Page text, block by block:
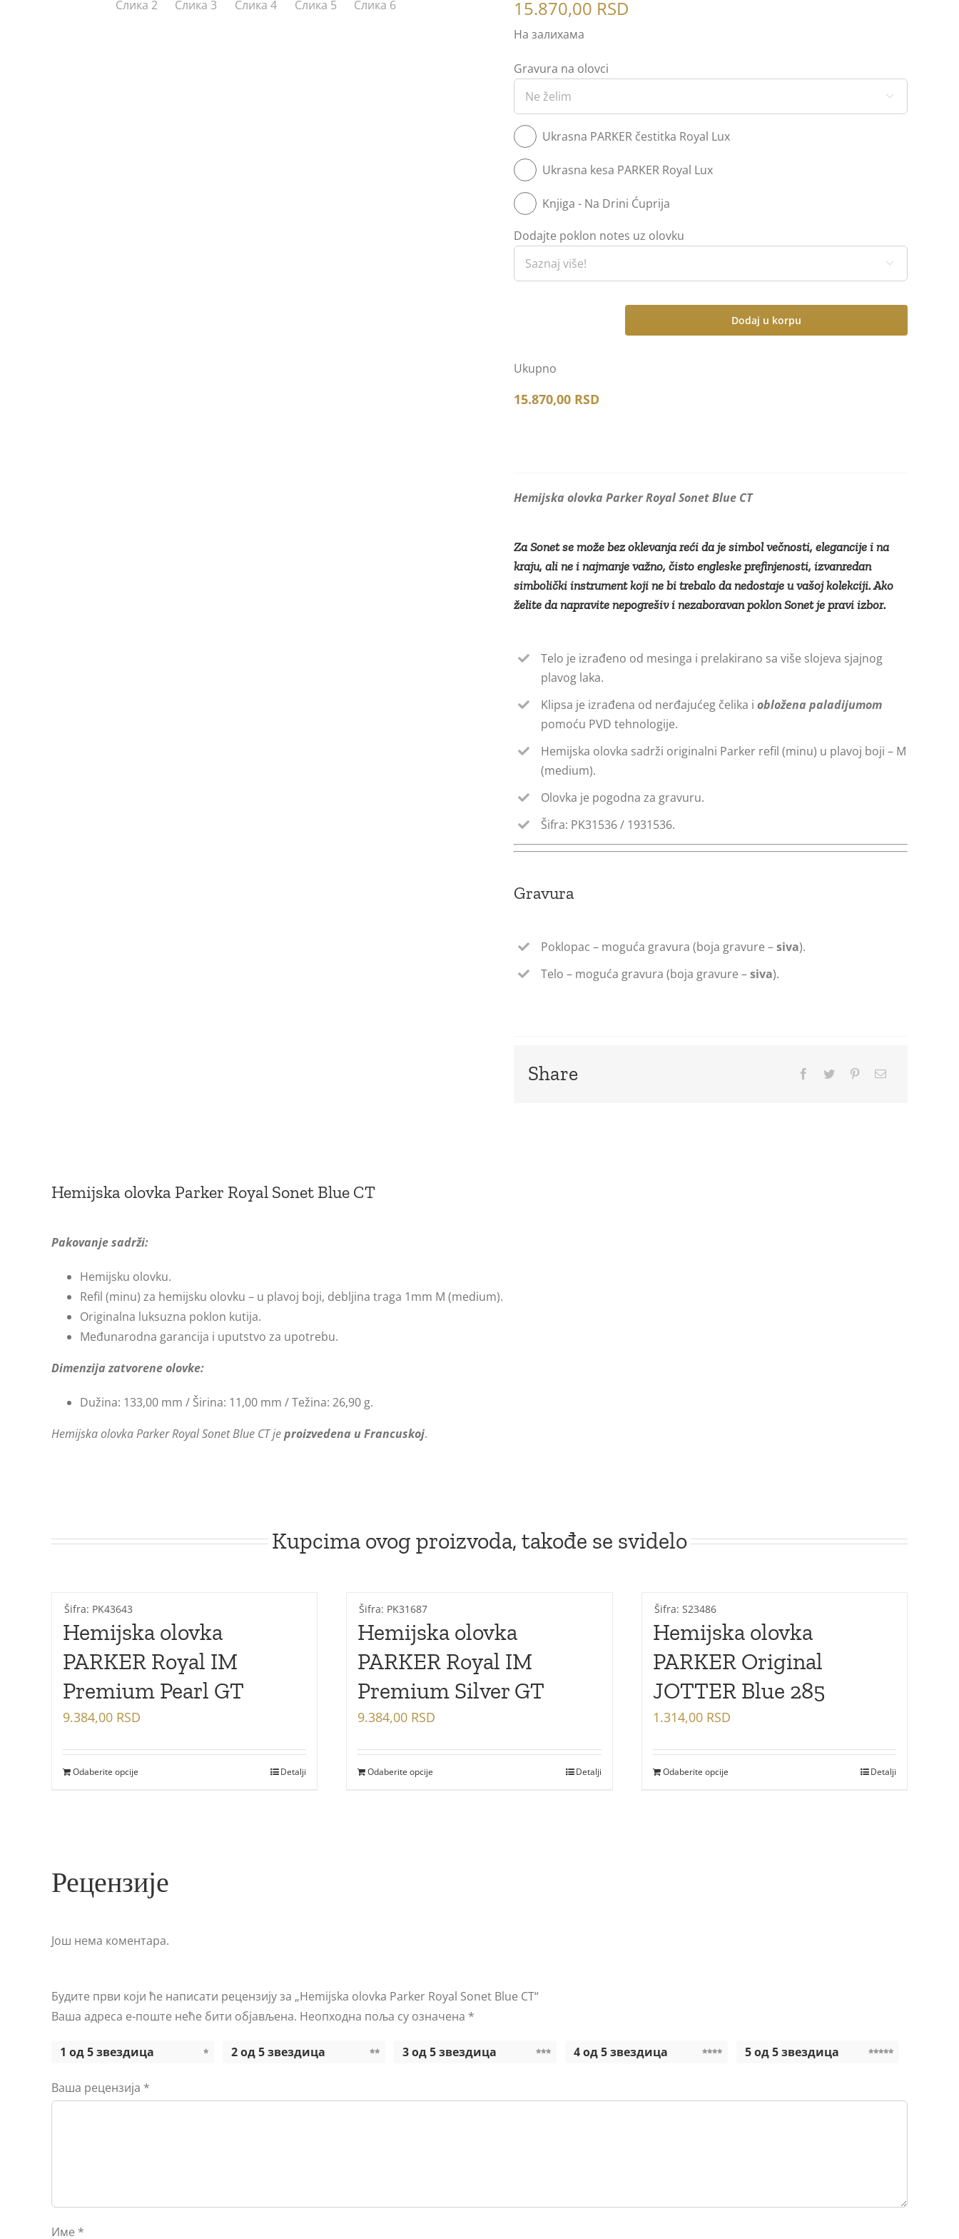
15.870,00 RSD
На залихама
Gravura na olovci

Ukrasna PARKER čestitka Royal Lux
Ukrasna kesa PARKER Royal Lux
Knjiga - Na Drini Ćuprija
Dodajte poklon notes uz olovku

Sonet
Dodaj u korpu
Ukupno
15.870,00 RSD
Hemijska olovka Parker Royal Sonet Blue CT
Za Sonet se može bez oklevanja reći da je simbol večnosti, elegancije i na
kraju, ali ne i najmanje važno, čisto engleske prefinjenosti, izvanredan
simbolički instrument koji ne bi trebalo da nedostaje u vašoj kolekciji. Ako
želite da napravite nepogrešiv i nezaboravan poklon Sonet je pravi izbor.
Telo je izrađeno od mesinga i prelakirano sa više slojeva sjajnog
plavog laka.
Klipsa je izrađena od nerđajućeg čelika iobložena paladijumom
pomoću PVD tehnologije.
Hemijska olovka sadrži originalni Parker refil (minu) u plavoj boji – M
(medium).
Olovka je pogodna za gravuru.
Šifra: PK31536 / 1931536.
Gravura
Poklopac – moguća gravura (boja gravure –siva).
Telo – moguća gravura (boja gravure –siva).
Share
Hemijska olovka Parker Royal Sonet Blue CT
Pakovanje sadrži:
Hemijsku olovku.
Refil (minu) za hemijsku olovku – u plavoj boji, debljina traga 1mm M (medium).
Originalna luksuzna poklon kutija.
Međunarodna garancija i uputstvo za upotrebu.
Dimenzija zatvorene olovke:
Dužina: 133,00 mm / Širina: 11,00 mm / Težina: 26,90 g.
Hemijska olovka Parker Royal Sonet Blue CT jeproizvedena u Francuskoj.
Kupcima ovog proizvoda, takođe se svidelo
Šifra: PK43643
Hemijska olovka
PARKER Royal IM
Premium Pearl GT
9.384,00 RSD
Odaberite opcije Detalji
Šifra: PK31687
Hemijska olovka
PARKER Royal IM
Premium Silver GT
9.384,00 RSD
Odaberite opcije Detalji
Šifra: S23486
Hemijska olovka
PARKER Original
JOTTER Blue 285
1.314,00 RSD
Odaberite opcije Detalji
Рецензије
Још нема коментара.
Будите први који ће написати рецензију за „Hemijska olovka Parker Royal Sonet Blue CT“
Ваша адреса е-поште неће бити објављена. Неопходна поља су означена *
1 од 5 звездица 2 од 5 звездица 3 од 5 звездица 4 од 5 звездица 5 од 5 звездица
Ваша рецензија *
Име *